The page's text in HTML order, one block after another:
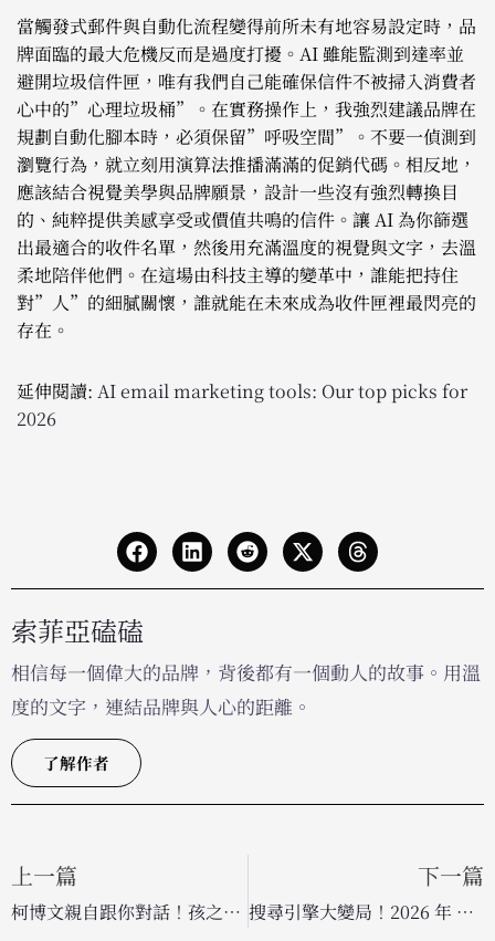
當觸發式郵件與自動化流程變得前所未有地容易設定時，品
牌面臨的最大危機反而是過度打擾。AI 雖能監測到達率並
避開垃圾信件匣，唯有我們自己能確保信件不被掃入消費者
心中的”心理垃圾桶”。在實務操作上，我強烈建議品牌在
規劃自動化腳本時，必須保留”呼吸空間”。不要一偵測到
瀏覽行為，就立刻用演算法推播滿滿的促銷代碼。相反地，
應該結合視覺美學與品牌願景，設計一些沒有強烈轉換目
的、純粹提供美感享受或價值共鳴的信件。讓 AI 為你篩選
出最適合的收件名單，然後用充滿溫度的視覺與文字，去溫
柔地陪伴他們。在這場由科技主導的變革中，誰能把持住
對”人”的細膩關懷，誰就能在未來成為收件匣裡最閃亮的
存在。
延伸閱讀: AI email marketing tools: Our top picks for
2026
索菲亞磕磕
相信每一個偉大的品牌，背後都有一個動人的故事。用溫
度的文字，連結品牌與人心的距離。
了解作者
上一篇
柯博文親自跟你對話！孩之寶推出「AI 行為授權」重塑經典 IP 互動體驗
下一篇
搜尋引擎大變局！2026 年 Google「零點擊搜尋」比例飆升至 68%，AI 回答成流量殺手